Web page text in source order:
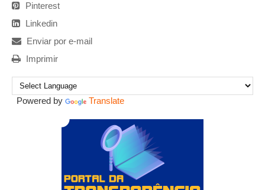
Pinterest
Linkedin
Enviar por e-mail
Imprimir
Powered by Translate